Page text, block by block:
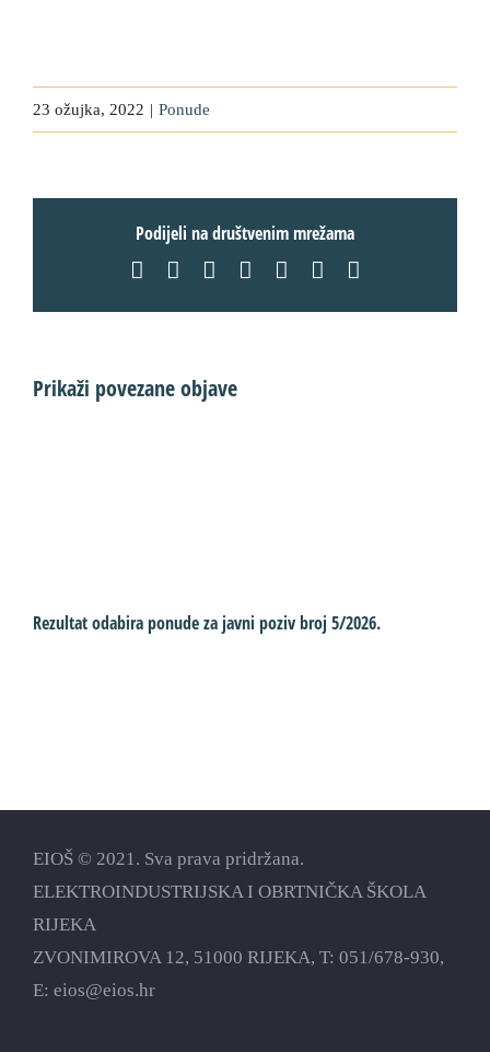
23 ožujka, 2022 | Ponude
Podijeli na društvenim mrežama
Facebook LinkedInWhatsApp
TumblrPinterest
Prikaži povezane objave
Rezultat odabira ponude za javni poziv broj 5/2026.
EIOŠ © 2021. Sva prava pridržana.
ELEKTROINDUSTRIJSKA I OBRTNIČKA ŠKOLA
RIJEKA
ZVONIMIROVA 12, 51000 RIJEKA, T: 051/678-930,
E: eios@eios.hr